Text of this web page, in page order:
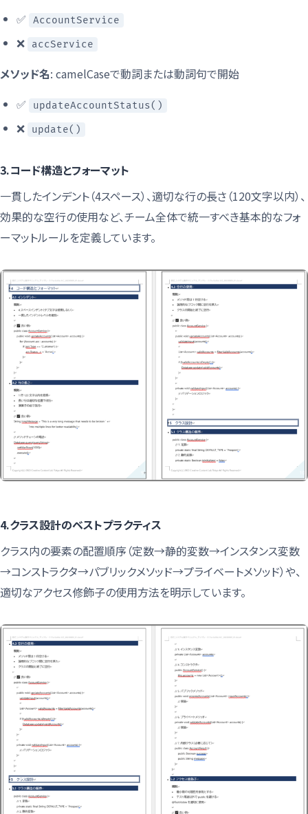
✅
AccountService
❌ accService
メソッド名: camelCaseで動詞または動詞句で開始
✅
updateAccountStatus()
❌ update()
3.コード構造とフォーマット
一貫したインデント（4スペース）、適切な行の長さ（120文字以内）、
効果的な空行の使用など、チーム全体で統一すべき基本的なフォ
ーマットルールを定義しています。
4.クラス設計のベストプラクティス
クラス内の要素の配置順序（定数→静的変数→インスタンス変数
→コンストラクタ→パブリックメソッド→プライベートメソッド）や、
適切なアクセス修飾子の使用方法を明示しています。